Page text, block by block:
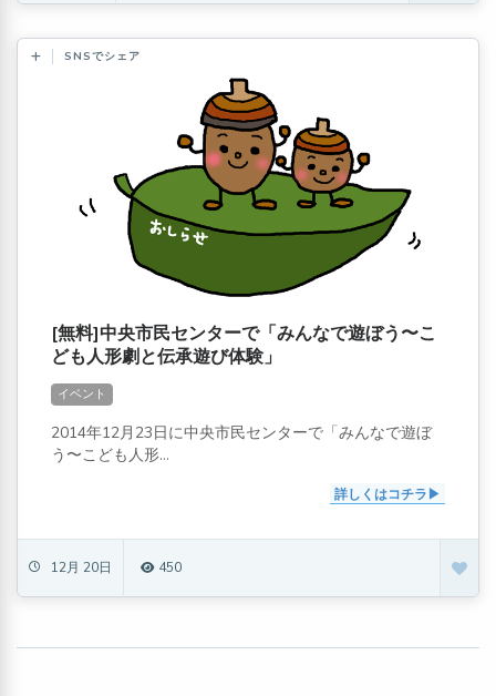
SNSでシェア
[無料]中央市民センターで「みんなで遊ぼう〜こ
ども人形劇と伝承遊び体験」
イベント
2014年12月23日に中央市民センターで「みんなで遊ぼ
う〜こども人形...
詳しくはコチラ
12月 20日 450